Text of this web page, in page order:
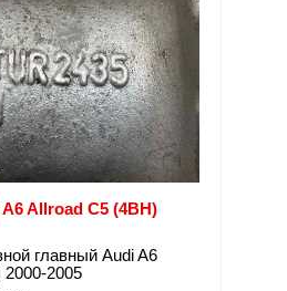
Allroad C5 (4BH)
главный Audi A6
2000-2005